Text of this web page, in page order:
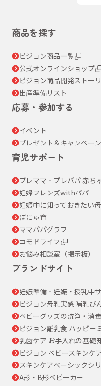
商品を探す
ピジョン商品一覧
公式オンラインショップ
ピジョン商品開発ストー
出産準備リスト
応募・参加する
イベント
プレゼント＆キャンペーン
育児サポート
プレママ・プレパパ 赤ち
妊婦フレンズwithパパ
妊娠中に知っておきたい
ぼにゅ育
ママパパグラフ
コモドライフ
お悩み相談室（掲示板）
ブランドサイト
妊娠準備・妊娠・授乳中
ピジョン母乳実感 哺乳び
ベビーグッズの洗浄・消
ピジョン離乳食 ハッピー
乳歯ケア お手入れの基礎
ピジョン ベビースキンケ
スキンケアベーシックシ
A形・B形ベビーカー